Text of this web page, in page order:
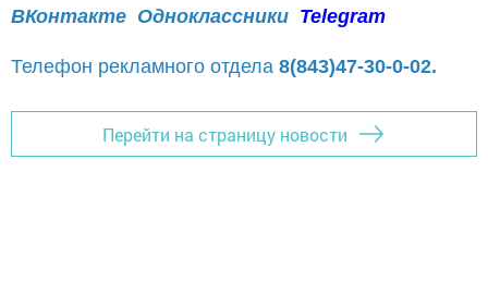
ВКонтакте Одноклассники Telegram
Телефон рекламного отдела 8(843)47-30-0-02.
Перейти на страницу новости